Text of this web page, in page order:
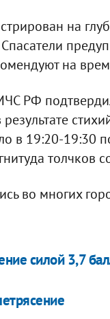
на
на
РФ
в 19:20-19:30
толчков
во многих
силой 3,7